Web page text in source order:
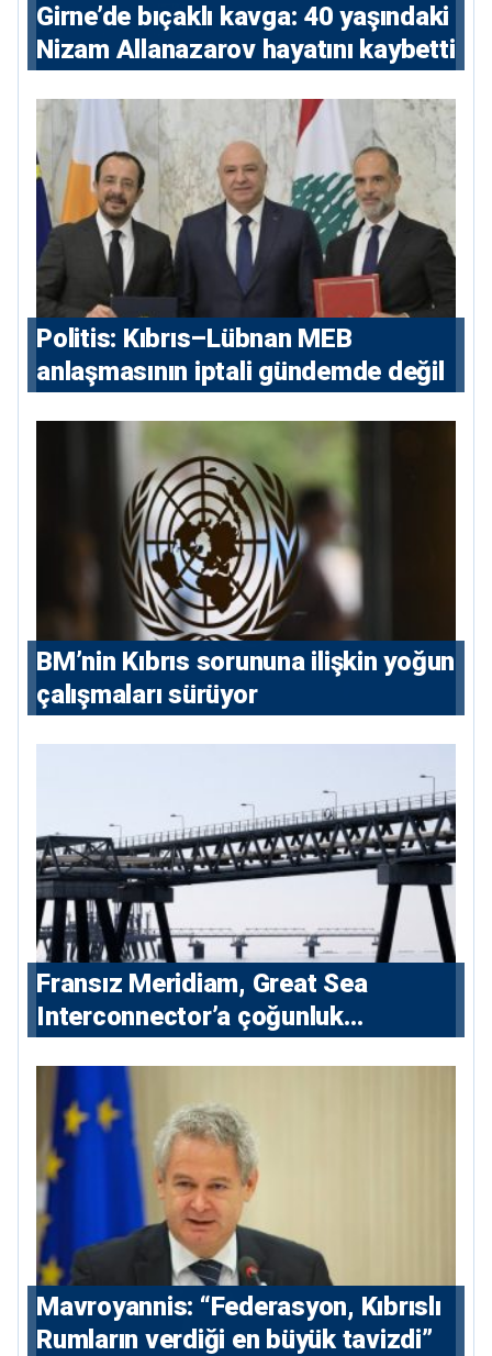
Girne’de bıçaklı kavga: 40 yaşındaki
Nizam Allanazarov hayatını kaybetti
Politis: Kıbrıs–Lübnan MEB
anlaşmasının iptali gündemde değil
BM’nin Kıbrıs sorununa ilişkin yoğun
çalışmaları sürüyor
Fransız Meridiam, Great Sea
Interconnector’a çoğunluk
Mavroyannis: “Federasyon, Kıbrıslı
Rumların verdiği en büyük tavizdi”